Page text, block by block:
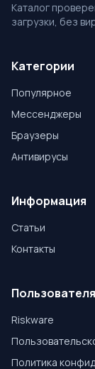
Каталог
загрузки, без
Категории
Популярное
Мессенджеры
Браузеры
Антивирусы
Информация
Статьи
Контакты
Riskware
Политика